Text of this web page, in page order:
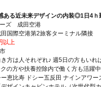
ある近未来デザインの内装◎1日4ｈ
ズ 成田空港
国際空港第2旅客ターミナル隣接
以上
方は人それぞれ♪ 週5日の方もいれ
の方や扶養控除内で働く方も活躍
恵比寿 ドシー五反田 ナインアワー